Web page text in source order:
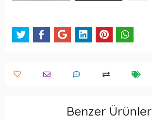
Benzer Ürünler